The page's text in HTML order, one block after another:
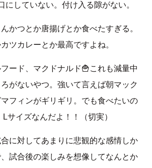
にしていない。付け入る隙がない。
かつとか唐揚げとか食べたすぎる。
ツカレーとか最高ですよね。
ード、マクドナルド🍟これも減量中
がないやつ。強いて言えば朝マック
フィンがギリギリ。でも食べたいの
サイズなんだよ！！（切実）
に対してあまりに悲観的な感情しか
試合後の楽しみを想像してなんとか